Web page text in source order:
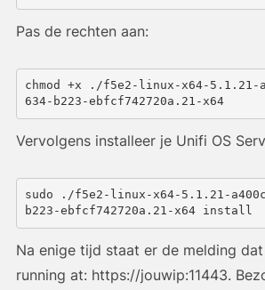
Pas de rechten aan:
chmod +x ./f5e2-linux-x64-5.1.21-
634-b223-ebfcf742720a.21-x64
Vervolgens installeer je Unifi OS
sudo ./f5e2-linux-x64-5.1.21-
b223-ebfcf742720a.21-x64 install
Na enige tijd staat er de melding dat
running at: https://jouwip:11443.